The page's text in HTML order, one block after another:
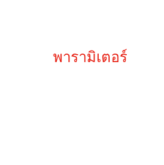
พารามิเตอร์